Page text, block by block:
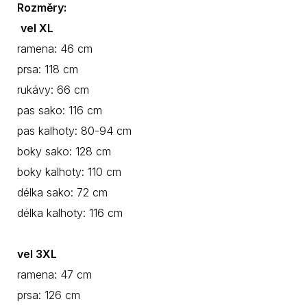
Rozměry:
vel XL
ramena: 46 cm
prsa: 118 cm
rukávy: 66 cm
pas sako: 116 cm
pas kalhoty: 80-94 cm
boky sako: 128 cm
boky kalhoty: 110 cm
délka sako: 72 cm
délka kalhoty: 116 cm
vel 3XL
ramena: 47 cm
prsa: 126 cm